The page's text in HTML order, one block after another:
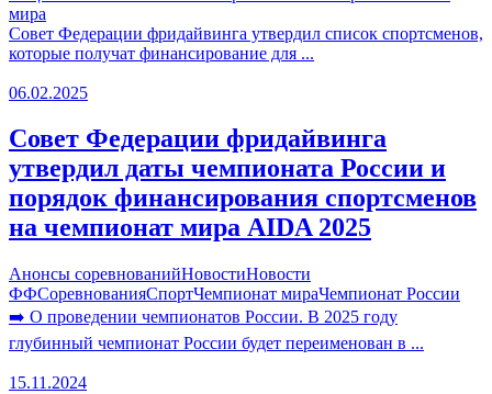
мира
Совет Федерации фридайвинга утвердил список спортсменов,
которые получат финансирование для ...
06.02.2025
Совет Федерации фридайвинга
утвердил даты чемпионата России и
порядок финансирования спортсменов
на чемпионат мира AIDA 2025
Анонсы соревнованийНовостиНовости
ФФСоревнованияСпортЧемпионат мираЧемпионат России
➡️ О проведении чемпионатов России. В 2025 году
глубинный чемпионат России будет переименован в ...
15.11.2024